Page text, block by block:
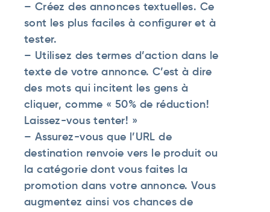
– Créez des annonces textuelles. Ce
sont les plus faciles à configurer et à
tester.
– Utilisez des termes d’action dans le
texte de votre annonce. C’est à dire
des mots qui incitent les gens à
cliquer, comme « 50% de réduction!
Laissez-vous tenter! »
– Assurez-vous que l’URL de
destination renvoie vers le produit ou
la catégorie dont vous faites la
promotion dans votre annonce. Vous
augmentez ainsi vos chances de